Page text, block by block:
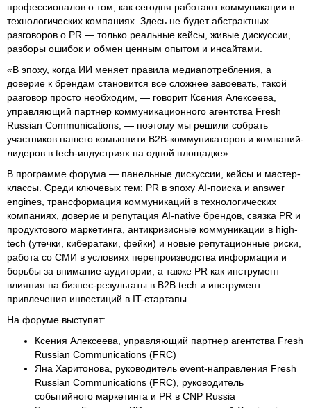
профессионалов о том, как сегодня работают коммуникации в
технологических компаниях. Здесь не будет абстрактных
разговоров о PR — только реальные кейсы, живые дискуссии,
разборы ошибок и обмен ценным опытом и инсайтами.
«В эпоху, когда ИИ меняет правила медиапотребления, а
доверие к брендам становится все сложнее завоевать, такой
разговор просто необходим, — говорит Ксения Алексеева,
управляющий партнер коммуникационного агентства Fresh
Russian Communications, — поэтому мы решили собрать
участников нашего комьюнити B2B-коммуникаторов и компаний-
лидеров в tech-индустриях на одной площадке»
В программе форума — панельные дискуссии, кейсы и мастер-
классы. Среди ключевых тем: PR в эпоху AI-поиска и answer
engines, трансформация коммуникаций в технологических
компаниях, доверие и репутация AI-native брендов, связка PR и
продуктового маркетинга, антикризисные коммуникации в high-
tech (утечки, кибератаки, фейки) и новые репутационные риски,
работа со СМИ в условиях перепроизводства информации и
борьбы за внимание аудитории, а также PR как инструмент
влияния на бизнес-результаты в B2B tech и инструмент
привлечения инвестиций в IT-стартапы.
На форуме выступят:
Ксения Алексеева, управляющий партнер агентства Fresh
Russian Communications (FRC)
Яна Харитонова, руководитель event-направления Fresh
Russian Communications (FRC), руководитель
событийного маркетинга и PR в CNP Russia